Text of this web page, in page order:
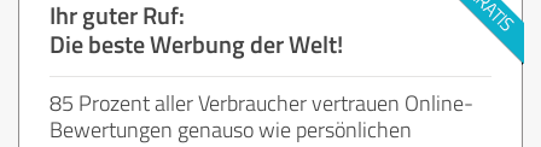
Ihr guter Ruf:
Die beste Werbung der Welt!
85 Prozent aller Verbraucher vertrauen Online-
Bewertungen genauso wie persönlichen